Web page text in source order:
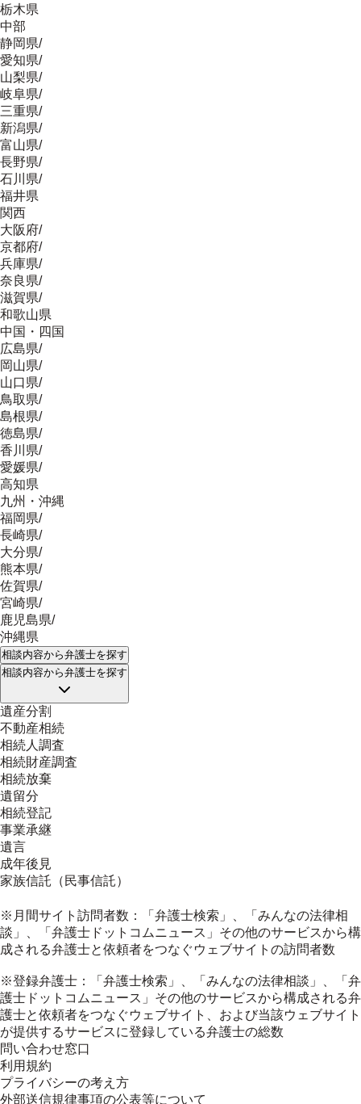
栃木県
中部
静岡県/
愛知県/
山梨県/
岐阜県/
三重県/
新潟県/
富山県/
長野県/
石川県/
福井県
関西
大阪府/
京都府/
兵庫県/
奈良県/
滋賀県/
和歌山県
中国・四国
広島県/
岡山県/
山口県/
鳥取県/
島根県/
徳島県/
香川県/
愛媛県/
高知県
九州・沖縄
福岡県/
長崎県/
大分県/
熊本県/
佐賀県/
宮崎県/
鹿児島県/
沖縄県
相談内容から弁護士を探す
相談内容から弁護士を探す
遺産分割
不動産相続
相続人調査
相続財産調査
相続放棄
遺留分
相続登記
事業承継
遺言
成年後見
家族信託（民事信託）
※月間サイト訪問者数：「弁護士検索」、「みんなの法律相
談」、「弁護士ドットコムニュース」その他のサービスから構
成される弁護士と依頼者をつなぐウェブサイトの訪問者数
※登録弁護士：「弁護士検索」、「みんなの法律相談」、「弁
護士ドットコムニュース」その他のサービスから構成される弁
護士と依頼者をつなぐウェブサイト、および当該ウェブサイト
が提供するサービスに登録している弁護士の総数
問い合わせ窓口
利用規約
プライバシーの考え方
外部送信規律事項の公表等について